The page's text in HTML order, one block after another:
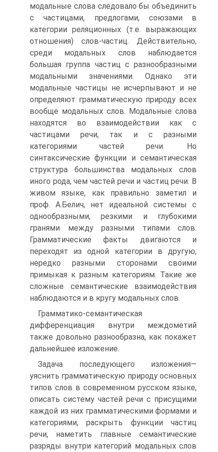
модальные слова следовало бы объединить
с частицами, предлогами, союзами в
категории реляционных (т.е. выражающих
отношения) слов-частиц. Действительно,
среди модальных слов наблюдается
большая группа частиц с разнообразными
модальными значениями. Однако эти
модальные частицы не исчерпывают и не
определяют грамматическую природу всех
вообще модальных слов. Модальные слова
находятся во взаимодействии как с
частицами речи, так и с разными
категориями частей речи. Но
синтаксические функции и семантическая
структура большинства модальных слов
иного рода, чем частей речи и частиц речи. В
живом языке, как правильно заметил и
проф. А.Белич, нет идеальной системы с
однообразными, резкими и глубокими
гранями между разными типами слов.
Грамматические факты двигаются и
переходят из одной категории в другую,
нередко разными сторонами своими
примыкая к разным категориям. Такие же
сложные семантические взаимодействия
наблюдаются и в кругу модальных слов.
Грамматико-семантическая
дифференциация внутри междометий
также довольно разнообразна, как покажет
дальнейшее изложение.
Задача последующего изложения—
уяснить грамматическую природу основных
типов слов в современном русском языке,
описать систему частей речи с присущими
каждой из них грамматическими формами и
категориями, раскрыть функции частиц
речи, наметить главные семантические
разряды внутри категорий модальных слов